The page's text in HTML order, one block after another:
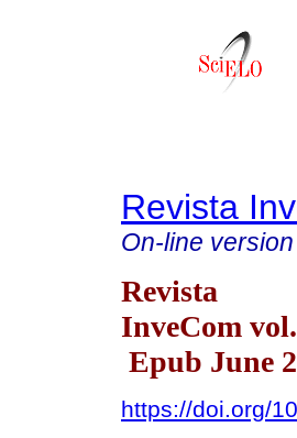
Revista
On-line version
Revista
InveCom
Epub June
https://doi.org/